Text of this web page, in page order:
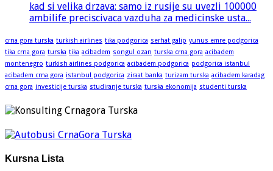
kad si velika drzava: samo iz rusije su uvezli 100000
ambilife preciscivaca vazduha za medicinske usta...
crna gora turska turkish airlines tika podgorica serhat galip yunus emre podgorica
tika crna gora turska tika acibadem songul ozan turska crna gora acibadem
montenegro turkish airlines podgorica acibadem podgorica podgorica istanbul
acibadem crna gora istanbul podgorica ziraat banka turizam turska acibadem karadag
crna gora investicije turska studiranje turska turska ekonomija studenti turska
Kursna Lista